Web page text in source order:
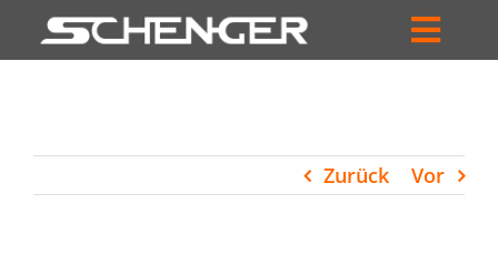
Inhalt
HÄNDLERSUCHE
Zurück Vor